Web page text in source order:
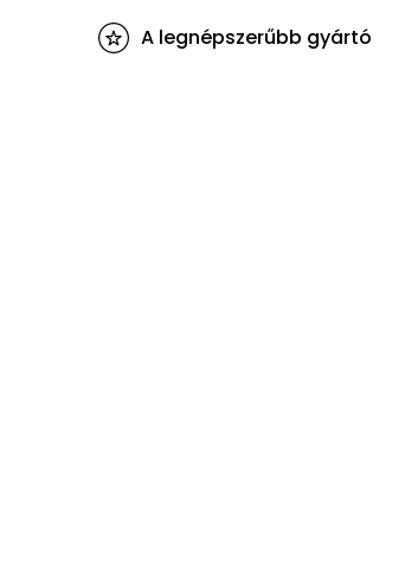
A legnépszerűbb gyártó